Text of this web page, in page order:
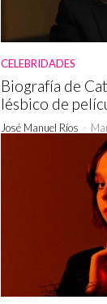
CELEBRIDADES
Biografía de
lésbico de
José Manuel Ríos -